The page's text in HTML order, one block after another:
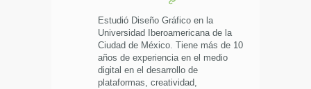
Estudió Diseño Gráfico en la
Universidad Iberoamericana de la
Ciudad de México. Tiene más de 10
años de experiencia en el medio
digital en el desarrollo de
plataformas, creatividad,